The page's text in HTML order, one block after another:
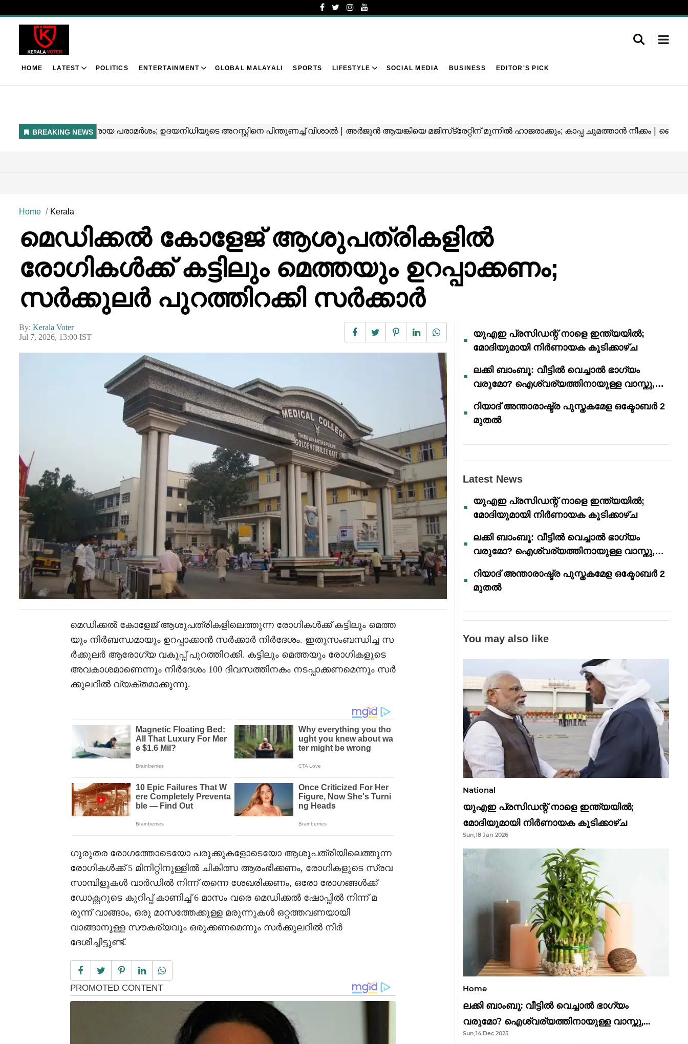
HOME LATEST POLITICS ENTERTAINMENT GLOBAL MALAYALI SPORTS LIFESTYLE SOCIAL MEDIA BUSINESS EDITOR'S PICK
Home Kerala
മെഡിക്കൽ കോളേജ് ആശുപത്രികളിൽ
രോഗികൾക്ക് കട്ടിലും മെത്തയും ഉറപ്പാക്കണം;
സർക്കുലർ പുറത്തിറക്കി സർക്കാർ
By: Kerala Voter
Jul 7, 2026, 13:00 IST
മെഡിക്കൽ കോളേജ് ആശുപത്രികളിലെത്തുന്ന രോഗികൾക്ക് കട്ടിലും മെത്ത
യും നിർബന്ധമായും ഉറപ്പാക്കാൻ സർക്കാർ നിർദേശം. ഇതുസംബന്ധിച്ച സ
ർക്കുലർ ആരോഗ്യ വകുപ്പ് പുറത്തിറക്കി. കട്ടിലും മെത്തയും രോഗികളുടെ
അവകാശമാണെന്നും നിർദേശം 100 ദിവസത്തിനകം നടപ്പാക്കണമെന്നും സർ
ക്കുലറിൽ വ്യക്തമാക്കുന്നു.
ഗുരുതര രോഗത്തോടെയോ പരുക്കുകളോടെയോ ആശുപത്രിയിലെത്തുന്ന
രോഗികൾക്ക് 5 മിനിറ്റിനുള്ളിൽ ചികിത്സ ആരംഭിക്കണം, രോഗികളുടെ സ്രവ
സാമ്പിളുകൾ വാർഡിൽ നിന്ന് തന്നെ ശേഖരിക്കണം, ഒരോ രോഗങ്ങൾ‌ക്ക്
ഡോക്റ്ററുടെ കുറിപ്പ് കാണിച്ച് 6 മാസം വരെ മെഡിക്കൽ‌ ഷോപ്പിൽ നിന്ന് മ
രുന്ന് വാങ്ങാം, ഒരു മാസത്തേക്കുള്ള മരുന്നുകൾ ഒറ്റത്തവണയായി
വാങ്ങാനുള്ള സൗകര്യവും ഒരുക്കണമെന്നും സർക്കുലറിൽ നിർ
ദേശിച്ചിട്ടുണ്ട്.
യുഎഇ പ്രസിഡന്റ് നാളെ ഇന്ത്യയിൽ;
മോദിയുമായി നിർണായക കൂടിക്കാഴ്ച
ലക്കി ബാംബൂ: വീട്ടിൽ വെച്ചാൽ ഭാഗ്യം
വരുമോ? ഐശ്വര്യത്തിനായുള്ള വാസ്തു,
റിയാദ് അന്താരാഷ്ട്ര പുസ്തകമേള ഒക്ടോബർ 2
മുതൽ
Latest News
യുഎഇ പ്രസിഡന്റ് നാളെ ഇന്ത്യയിൽ;
മോദിയുമായി നിർണായക കൂടിക്കാഴ്ച
ലക്കി ബാംബൂ: വീട്ടിൽ വെച്ചാൽ ഭാഗ്യം
വരുമോ? ഐശ്വര്യത്തിനായുള്ള വാസ്തു,
റിയാദ് അന്താരാഷ്ട്ര പുസ്തകമേള ഒക്ടോബർ 2
മുതൽ
You may also like
National
യുഎഇ പ്രസിഡന്റ് നാളെ ഇന്ത്യയിൽ;
മോദിയുമായി നിർണായക കൂടിക്കാഴ്ച
Sun,18 Jan 2026
Home
ലക്കി ബാംബൂ: വീട്ടിൽ വെച്ചാൽ ഭാഗ്യം
വരുമോ? ഐശ്വര്യത്തിനായുള്ള വാസ്തു,
ഫെങ് ഷൂയി വിശ്വാസങ്ങൾ
Sun,14 Dec 2025